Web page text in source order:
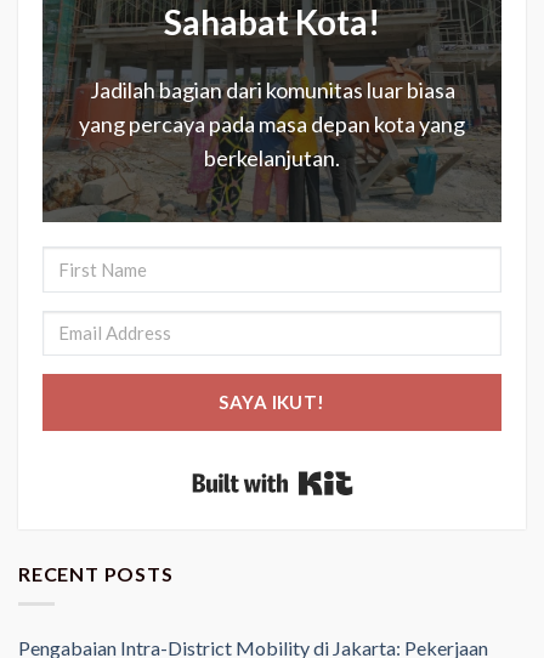
Sahabat Kota!
Jadilah bagian dari komunitas luar biasa
yang percaya pada masa depan kota yang
berkelanjutan.
SAYA IKUT!
RECENT POSTS
Pengabaian Intra-District Mobility di Jakarta: Pekerjaan